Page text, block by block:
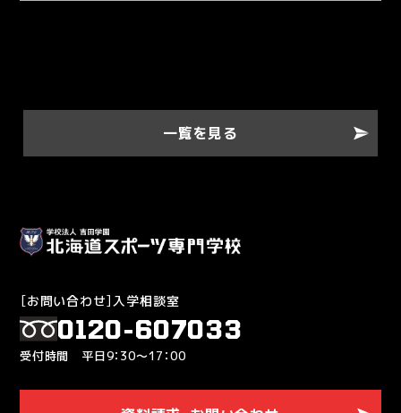
一覧を見る
［お問い合わせ］入学相談室
0120-607033
受付時間 平日9：30～17：00